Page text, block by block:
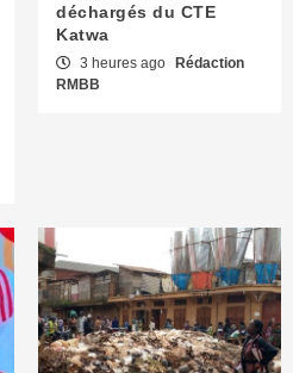
déchargés du CTE
Katwa
3 heures ago
Rédaction
RMBB